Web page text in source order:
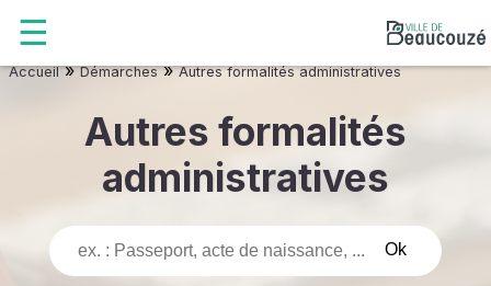
Accueil»Démarches»Autres formalités administratives
Autres formalités
administratives